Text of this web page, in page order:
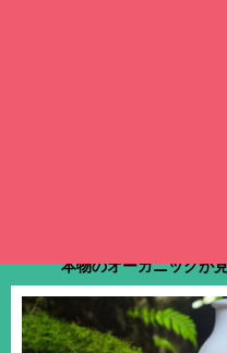
本物のオーガニックが